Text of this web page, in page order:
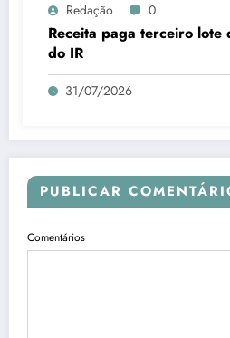
Redação 0
Receita paga terceiro lote
do IR
31/07/2026
PUBLICAR
Comentários